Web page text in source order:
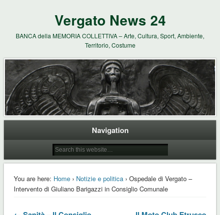
Vergato News 24
BANCA della MEMORIA COLLETTIVA – Arte, Cultura, Sport, Ambiente,
Territorio, Costume
Navigation
You are here: Home› Notizie e politica› Ospedale di Vergato –
Intervento di Giuliano Barigazzi in Consiglio Comunale